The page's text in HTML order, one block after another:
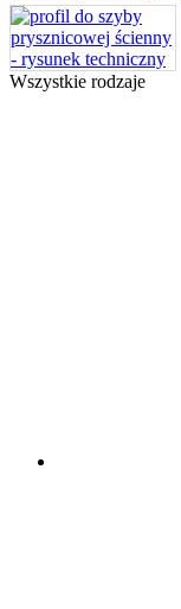
Wszystkie rodzaje